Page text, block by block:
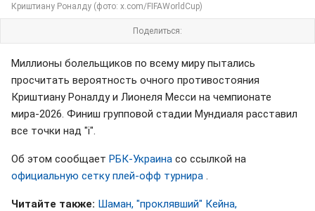
Криштиану Роналду (фото: x.com/FIFAWorldCup)
Поделиться:
Миллионы болельщиков по всему миру пытались
просчитать вероятность очного противостояния
Криштиану Роналду и Лионеля Месси на чемпионате
мира-2026. Финиш групповой стадии Мундиаля расставил
все точки над "i".
Об этом сообщает РБК-Украина со ссылкой на
официальную сетку плей-офф турнира
Читайте также: Шаман, "проклявший" Кейна,